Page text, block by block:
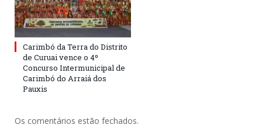
Carimbó da Terra do Distrito
de Curuai vence o 4º
Concurso Intermunicipal de
Carimbó do Arraiá dos
Pauxis
Os comentários estão fechados.